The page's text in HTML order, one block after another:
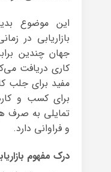
این موضوع
بازاریابی در
جهان چندین
کاری دریافت
مفید برای جلب
برای کسب و
تمایلی به صرف
و فراوانی دارد.
درک مفهوم